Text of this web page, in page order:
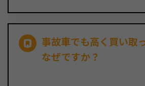
事故車でも高く買い取
なぜですか？